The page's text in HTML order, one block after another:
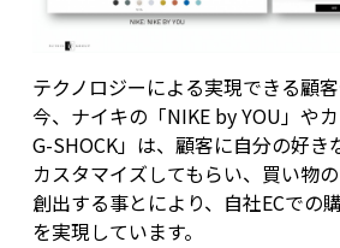
テクノロジーによる実現できる顧
今、ナイキの「NIKE by YOU」や
G-SHOCK」は、顧客に自分の好き
カスタマイズしてもらい、買い物
創出する事とにより、自社ECでの
を実現しています。